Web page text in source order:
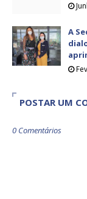
A
POSTAR UM
0 Comentários